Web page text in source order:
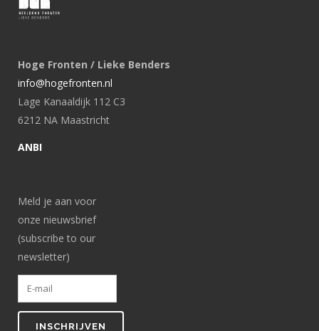
Hoge Fronten / Lieke Benders
info@hogefronten.nl
Lage Kanaaldijk 112 C3
6212 NA Maastricht
ANBI
Meld je aan voor
onze nieuwsbrief
(subscribe to our
newsletter)